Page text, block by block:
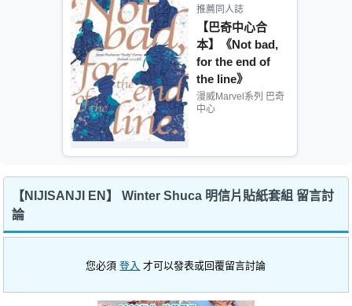
推薦同人誌
【巴奇中心合
本】《Not bad,
for the end of
the line》
漫威Marvel系列 巴奇
中心
【NIJISANJI EN】 Winter Shuca 明信片貼紙套組 留言討
論
您必須登入 才可以發表或回覆留言討論